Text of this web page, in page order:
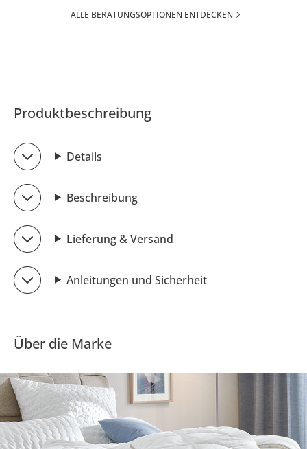
ALLE BERATUNGSOPTIONEN ENTDECKEN
Produktbeschreibung
Details
Beschreibung
Lieferung & Versand
Anleitungen und Sicherheit
Über die Marke